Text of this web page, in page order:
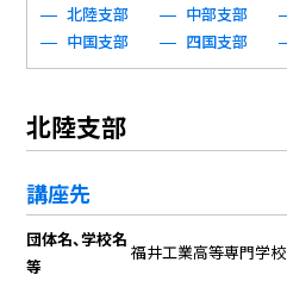
北陸支部
中部支部
中国支部
四国支部
北陸支部
講座先
団体名、学校名
等
福井工業高等専門学校